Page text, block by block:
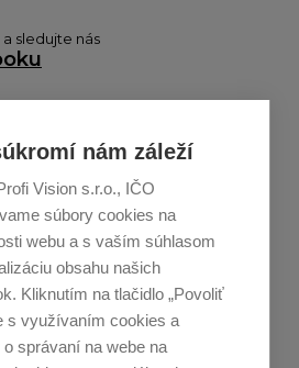
nám záleží
Vision s.r.o., IČO
súbory cookies na
webu a s vaším súhlasom
obsahu našich
Kliknutím na tlačidlo „Povoliť
s využívaním cookies a
správaní na webe na
sledujte nás
naInstagrame